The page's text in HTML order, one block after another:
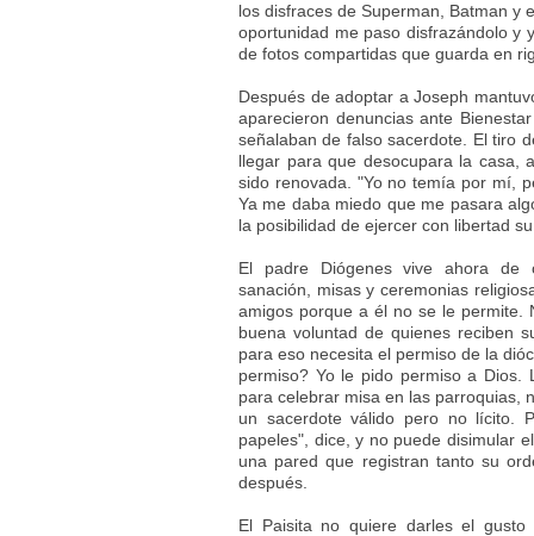
los disfraces de Superman, Batman y
oportunidad me paso disfrazándolo y
de fotos compartidas que guarda en
Después de adoptar a Joseph
aparecieron denuncias ante
señalaban de falso sacerdote. El tiro
llegar para que desocupara la casa,
sido renovada. "Yo no temía por mí,
Ya me daba miedo que me pasara
la posibilidad de ejercer con libertad
El padre Diógenes vive ahora de
sanación, misas y ceremonias
amigos porque a él no se le permite.
buena voluntad de quienes reciben
para eso necesita el permiso de la
permiso? Yo le pido permiso a
para celebrar misa en las parroquias,
un sacerdote válido pero no lícito.
papeles", dice, y no puede disimular
una pared que registran tanto su
después.
El Paisita no quiere darles el